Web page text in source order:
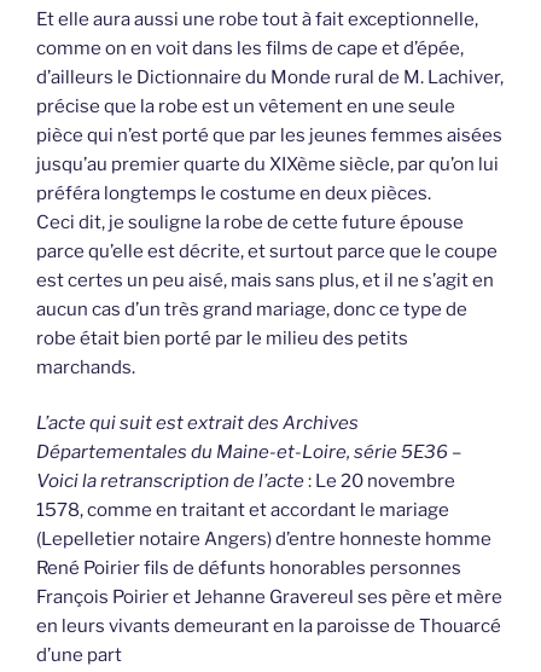
Et elle aura aussi une robe tout à fait exceptionnelle,
comme on en voit dans les films de cape et d’épée,
d’ailleurs le Dictionnaire du Monde rural de M. Lachiver,
précise que la robe est un vêtement en une seule
pièce qui n’est porté que par les jeunes femmes aisées
jusqu’au premier quarte du XIXème siècle, par qu’on lui
préféra longtemps le costume en deux pièces.
Ceci dit, je souligne la robe de cette future épouse
parce qu’elle est décrite, et surtout parce que le coupe
est certes un peu aisé, mais sans plus, et il ne s’agit en
aucun cas d’un très grand mariage, donc ce type de
robe était bien porté par le milieu des petits
marchands.
L’acte qui suit est extrait des Archives
Départementales du Maine-et-Loire, série 5E36 –
Voici la retranscription de l’acte: Le 20 novembre
1578, comme en traitant et accordant le mariage
(Lepelletier notaire Angers) d’entre honneste homme
René Poirier fils de défunts honorables personnes
François Poirier et Jehanne Gravereul ses père et mère
en leurs vivants demeurant en la paroisse de Thouarcé
d’une part